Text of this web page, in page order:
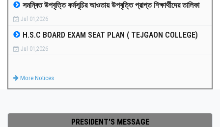
CO-CURRICULUM
RESULTS
সমন্বিত উপবৃত্তি কর্মসূচির আওতায় উপবৃত্তি প্রাপ্ত শিক্ষার্থীদের তালিকা
Jul 01,2026
H.S.C BOARD EXAM SEAT PLAN ( TEJGAON COLLEGE)
Jul 01,2026
More Notices
PRESIDENT'S MESSAGE